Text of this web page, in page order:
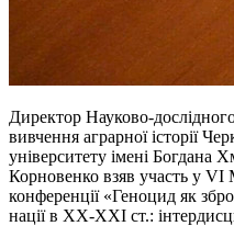
Директор Науково-
вивчення аграрної історії
університету імені Богдана
Корновенко взяв участь у VI
конференції «Геноцид як
нації в XX-XXI ст.: